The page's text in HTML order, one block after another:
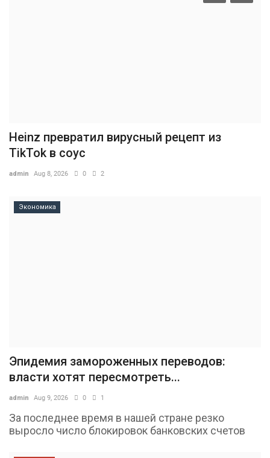
Heinz превратил вирусный рецепт из
TikTok в соус
admin Aug 8, 2026 0 2
Экономика
Эпидемия замороженных переводов:
власти хотят пересмотреть...
admin Aug 9, 2026 0 1
За последнее время в нашей стране резко
выросло число блокировок банковских счетов